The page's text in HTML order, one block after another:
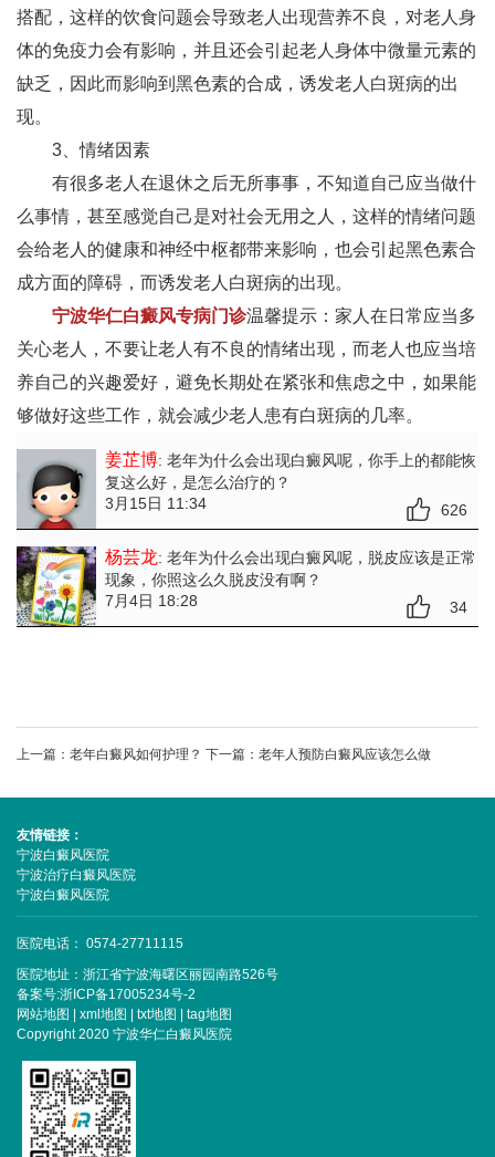
搭配，这样的饮食问题会导致老人出现营养不良，对老人身
体的免疫力会有影响，并且还会引起老人身体中微量元素的
缺乏，因此而影响到黑色素的合成，诱发老人白斑病的出
现。
3、情绪因素
有很多老人在退休之后无所事事，不知道自己应当做什
么事情，甚至感觉自己是对社会无用之人，这样的情绪问题
会给老人的健康和神经中枢都带来影响，也会引起黑色素合
成方面的障碍，而诱发老人白斑病的出现。
宁波华仁白癜风专病门诊温馨提示：家人在日常应当多
关心老人，不要让老人有不良的情绪出现，而老人也应当培
养自己的兴趣爱好，避免长期处在紧张和焦虑之中，如果能
够做好这些工作，就会减少老人患有白斑病的几率。
姜芷博: 老年为什么会出现白癜风呢，你手上的都能恢
复这么好，是怎么治疗的？
3月15日 11:34
626
杨芸龙: 老年为什么会出现白癜风呢，脱皮应该是正常
现象，你照这么久脱皮没有啊？
7月4日 18:28
34
上一篇： 老年白癜风如何护理？ 下一篇： 老年人预防白癜风应该怎么做
友情链接：
宁波白癜风医院
宁波治疗白癜风医院
宁波白癜风医院
医院电话： 0574-27711115
医院地址：浙江省宁波海曙区丽园南路526号
备案号:浙ICP备17005234号-2
网站地图
xml地图 txt地图
tag地图
Copyright 2020 宁波华仁白癜风医院